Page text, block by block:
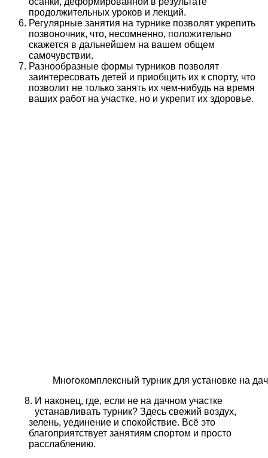
продолжительных уроков и лекций.
Регулярные занятия на турнике позволят укрепить
позвоночник, что, несомненно, положительно
скажется в дальнейшем на вашем общем
самочувствии.
Разнообразные формы турников позволят
заинтересовать детей и приобщить их к спорту, что
позволит не только занять их чем-нибудь на время
ваших работ на участке, но и укрепит их здоровье.
Многокомплексный турник для установке на
И наконец, где, если не на дачном участке
устанавливать турник? Здесь свежий воздух,
зелень, уединение и спокойствие. Всё это
благоприятствует занятиям спортом и просто
расслаблению.